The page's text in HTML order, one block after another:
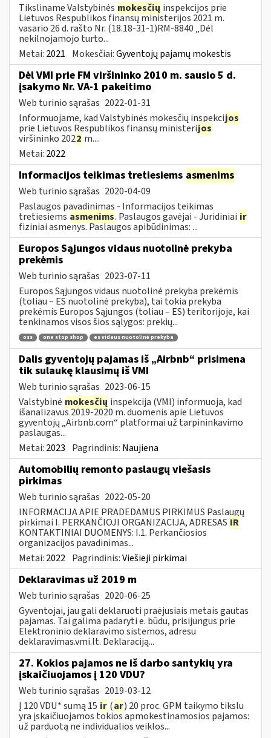
Tiksliname Valstybinės mokesčių inspekcijos prie
Lietuvos Respublikos finansų ministerijos 2021 m.
vasario 26 d. rašto Nr. (18.18-31-1)RM-8840 „Dėl
nekilnojamojo turto...
Metai: 2021 Mokesčiai:Gyventojų pajamų mokestis
Dėl VMI prie FM viršininko 2010 m. sausio 5 d.
įsakymo Nr. VA-1 pakeitimo
Web turinio sąrašas 2022-01-31
Informuojame, kad Valstybinės mokesčių inspekcijos
prie Lietuvos Respublikos finansų ministerijos
viršininko 2022 m....
Metai: 2022
Informacijos teikimas tretiesiems asmenims
Web turinio sąrašas 2020-04-09
Paslaugos pavadinimas - Informacijos teikimas
tretiesiems asmenims. Paslaugos gavėjai - Juridiniai ir
fiziniai asmenys. Paslaugos apibūdinimas: ...
Europos Sąjungos vidaus nuotolinė prekyba
prekėmis
Web turinio sąrašas 2023-07-11
Europos Sąjungos vidaus nuotolinė prekyba prekėmis
(toliau – ES nuotolinė prekyba), tai tokia prekyba
prekėmis Europos Sąjungos (toliau – ES) teritorijoje, kai
tenkinamos visos šios sąlygos: prekių...
oss one stop shop es vidaus nuotolinė prekyba
Dalis gyventojų pajamas iš „Airbnb“ prisimena
tik sulaukę klausimų iš VMI
Web turinio sąrašas 2023-06-15
Valstybinė mokesčių inspekcija (VMI) informuoja, kad
išanalizavus 2019-2020 m. duomenis apie Lietuvos
gyventojų „Airbnb.com“ platformai už tarpininkavimo
paslaugas...
Metai: 2023 Pagrindinis: Naujiena
Automobilių remonto paslaugų viešasis
pirkimas
Web turinio sąrašas 2022-05-20
INFORMACIJA APIE PRADEDAMUS PIRKIMUS Paslaugų
pirkimai I. PERKANČIOJI ORGANIZACIJA, ADRESAS IR
KONTAKTINIAI DUOMENYS: I.1. Perkančiosios
organizacijos pavadinimas...
Metai: 2022 Pagrindinis:Viešieji pirkimai
Deklaravimas už 2019 m
Web turinio sąrašas 2020-06-25
Gyventojai, jau gali deklaruoti praėjusiais metais gautas
pajamas. Tai galima padaryti e. būdu, prisijungus prie
Elektroninio deklaravimo sistemos, adresu
deklaravimas.vmi.lt. Deklaraciją...
27. Kokios pajamos ne iš darbo santykių yra
įskaičiuojamos į 120 VDU?
Web turinio sąrašas 2019-03-12
Į 120 VDU* sumą 15 ir (ar) 20 proc. GPM taikymo tikslu
yra įskaičiuojamos tokios apmokestinamosios pajamos:
už parduotą ne individualios veiklos...